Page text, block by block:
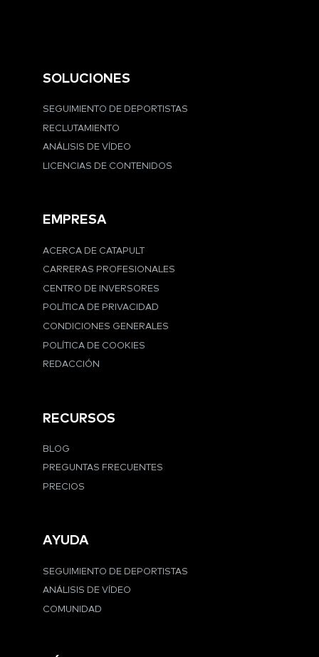
SOLUCIONES
SEGUIMIENTO DE DEPORTISTAS
RECLUTAMIENTO
ANÁLISIS DE VÍDEO
LICENCIAS DE CONTENIDOS
EMPRESA
ACERCA DE CATAPULT
CARRERAS PROFESIONALES
CENTRO DE INVERSORES
POLÍTICA DE PRIVACIDAD
CONDICIONES GENERALES
POLÍTICA DE COOKIES
REDACCIÓN
RECURSOS
BLOG
PREGUNTAS FRECUENTES
PRECIOS
AYUDA
SEGUIMIENTO DE DEPORTISTAS
ANÁLISIS DE VÍDEO
COMUNIDAD